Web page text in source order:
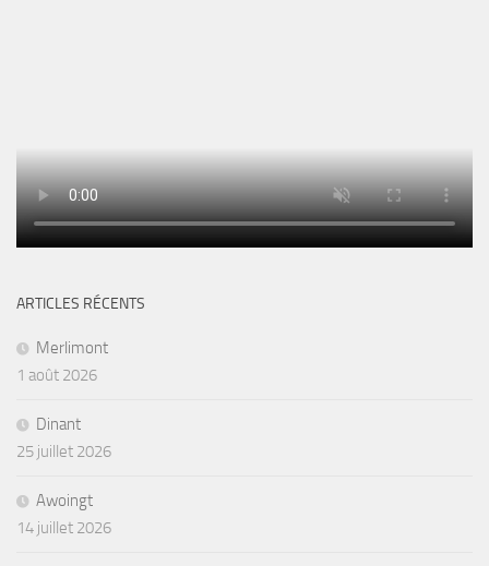
ARTICLES RÉCENTS
Merlimont
1 août 2026
Dinant
25 juillet 2026
Awoingt
14 juillet 2026